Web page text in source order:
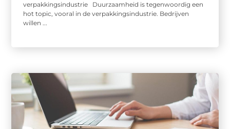
verpakkingsindustrie Duurzaamheid is tegenwoordig een
hot topic, vooral in de verpakkingsindustrie. Bedrijven
willen ...